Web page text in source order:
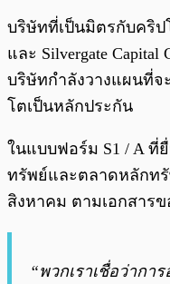
พร้อมเล่น
บริษัทที่เป็นมิตรกับคริปโ
และ Silvergate
บริษัทกำลังวางแผนที่จ
โตเป็นหลักประกัน
ในแบบฟอร์ม S1 / A
ทรัพย์และตลาดหลักทรั
สิงหาคม ตามเอกสาร
“พวกเราเชื่อว่ากา